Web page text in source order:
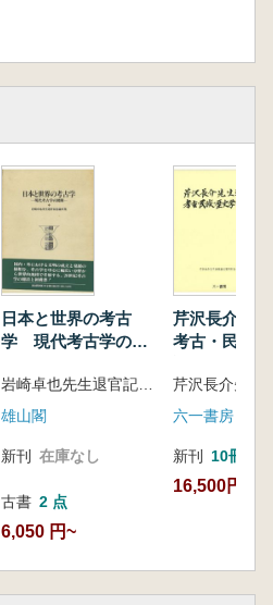
日本と世界の考古
学 現代考古学の展
雄山閣
新刊 在庫なし
古書 2 点
6,050 円~
芹沢長介先
考古・民族
六一書房
新刊 10冊以上
16,500円